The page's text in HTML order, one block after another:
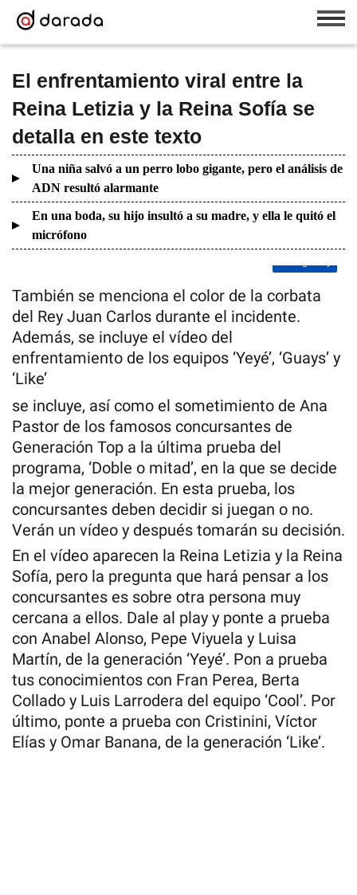
El enfrentamiento viral entre la
Reina Letizia y la Reina Sofía se
detalla en este texto
Una niña salvó a un perro lobo gigante, pero el análisis de
ADN resultó alarmante
En una boda, su hijo insultó a su madre, y ella le quitó el
micrófono
+3
También se menciona el color de la corbata
del Rey Juan Carlos durante el incidente.
Además, se incluye el vídeo del
enfrentamiento de los equipos ‘Yeyé’, ‘Guays’ y
‘Like’
se incluye, así como el sometimiento de Ana
Pastor de los famosos concursantes de
Generación Top a la última prueba del
programa, ‘Doble o mitad’, en la que se decide
la mejor generación. En esta prueba, los
concursantes deben decidir si juegan o no.
Verán un vídeo y después tomarán su decisión.
En el vídeo aparecen la Reina Letizia y la Reina
Sofía, pero la pregunta que hará pensar a los
concursantes es sobre otra persona muy
cercana a ellos. Dale al play y ponte a prueba
con Anabel Alonso, Pepe Viyuela y Luisa
Martín, de la generación ‘Yeyé’. Pon a prueba
tus conocimientos con Fran Perea, Berta
Collado y Luis Larrodera del equipo ‘Cool’. Por
último, ponte a prueba con Cristinini, Víctor
Elías y Omar Banana, de la generación ‘Like’.